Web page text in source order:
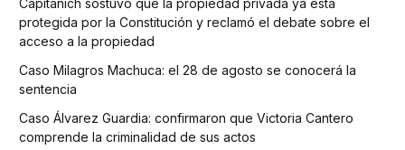
Capitanich sostuvo que la propiedad privada ya está
protegida por la Constitución y reclamó el debate sobre el
acceso a la propiedad
Caso Milagros Machuca: el 28 de agosto se conocerá la
sentencia
Caso Álvarez Guardia: confirmaron que Victoria Cantero
comprende la criminalidad de sus actos